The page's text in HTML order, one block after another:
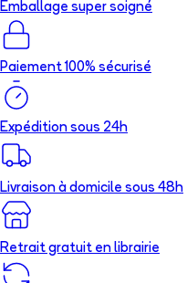
Emballage super soigné
Paiement 100% sécurisé
Expédition sous 24h
Livraison à domicile sous 48h
Retrait gratuit en librairie